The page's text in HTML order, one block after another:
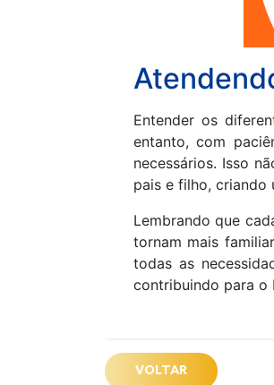
Entender os
entanto, com
necessários. Isso
pais e filho, criando
Lembrando que
tornam mais
todas as
contribuindo para o
VOLTAR